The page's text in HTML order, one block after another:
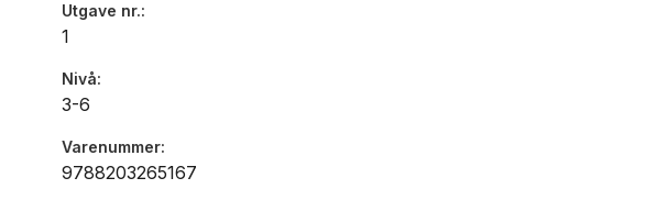
Utgave nr.
1
Nivå
3-6
Varenummer
9788203265167